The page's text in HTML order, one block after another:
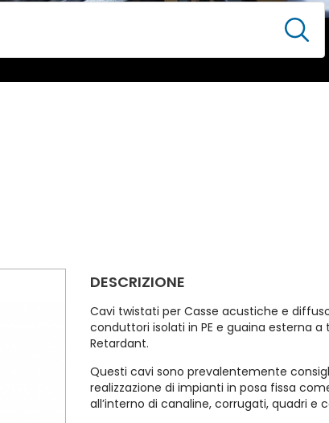
DESCRIZIONE
Cavi twistati per Casse acustiche e
conduttori isolati in PE e guaina esterna a
Retardant.
Questi cavi sono prevalentemente
realizzazione di impianti in posa fissa
all’interno di canaline, corrugati, quadri e